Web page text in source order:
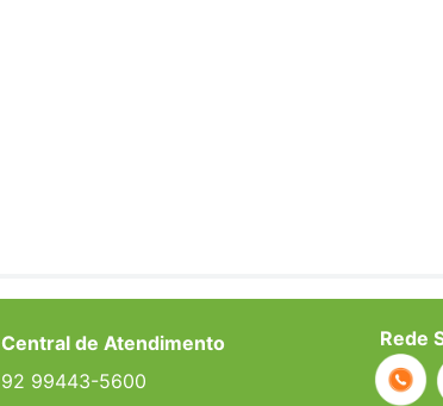
Central de Atendimento
92 99443-5600
Rede